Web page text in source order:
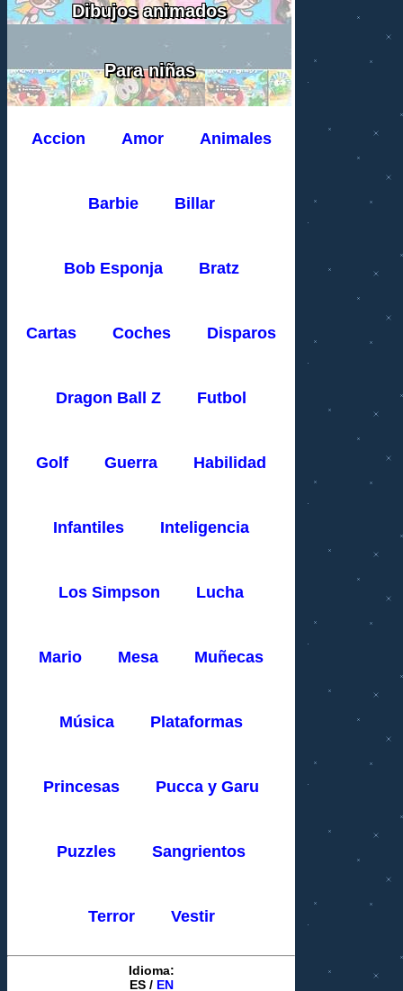
Dibujos animados
Para niñas
Accion Amor Animales
Barbie Billar
Bob Esponja Bratz
Cartas Coches Disparos
Dragon Ball Z Futbol
Golf Guerra Habilidad
Infantiles Inteligencia
Los Simpson Lucha
Mario Mesa Muñecas
Música Plataformas
Princesas Pucca y Garu
Puzzles Sangrientos
Terror Vestir
Idioma:
ES / EN